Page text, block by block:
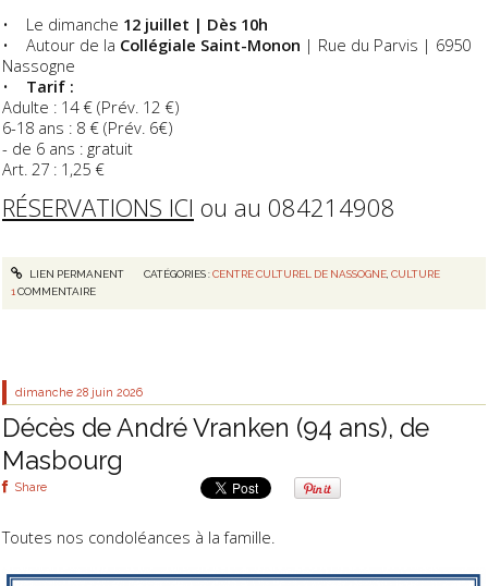
• Le dimanche 12 juillet | Dès 10h
• Autour de la Collégiale Saint-Monon | Rue du Parvis | 6950
Nassogne
• Tarif :
Adulte : 14 € (Prév. 12 €)
6-18 ans : 8 € (Prév. 6€)
- de 6 ans : gratuit
Art. 27 : 1,25 €
RÉSERVATIONS ICI ou au 084214908
LIEN PERMANENT CATÉGORIES :CENTRE CULTUREL DE NASSOGNE, CULTURE
1 COMMENTAIRE
dimanche 28 juin 2026
Décès de André Vranken (94 ans), de
Masbourg
Share
Toutes nos condoléances à la famille.